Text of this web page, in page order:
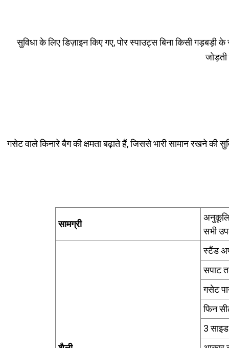
सुविधा के लिए डिज़ाइन किए गए, पोर स्पाउट्स बिना किसी गड़बड़ी
गसेट वाले किनारे बैग की क्षमता बढ़ाते हैं, जिससे भारी सामान रखने
सामग्री
सभी
स्टैंड
सपाट
गसेट
फिन
3